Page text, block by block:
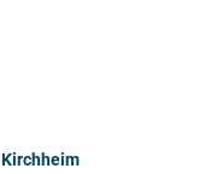
Kirchheim